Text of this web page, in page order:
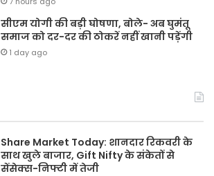
सीएम योगी की बड़ी घोषणा, बोले- अब घुमंतू
समाज को दर-दर की ठोकरें नहीं खानी पड़ेंगी
1 day ago
Share Market Today: शानदार रिकवरी के
साथ खुले बाजार, Gift Nifty के संकेतों से
सेंसेक्स-निफ्टी में तेजी